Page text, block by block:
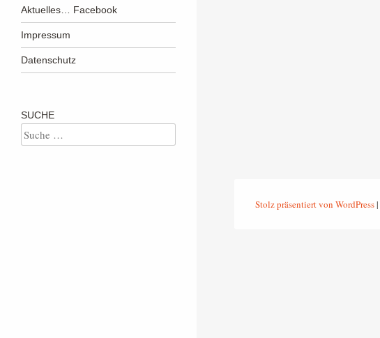
Aktuelles… Facebook
Impressum
Datenschutz
SUCHE
Suche
Stolz präsentiert von WordPress|